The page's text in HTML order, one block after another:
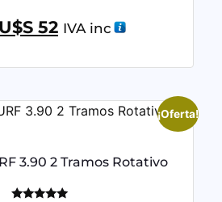
U$S 52 IVA inc
¡Oferta!
3.90 2 Tramos Rotativo